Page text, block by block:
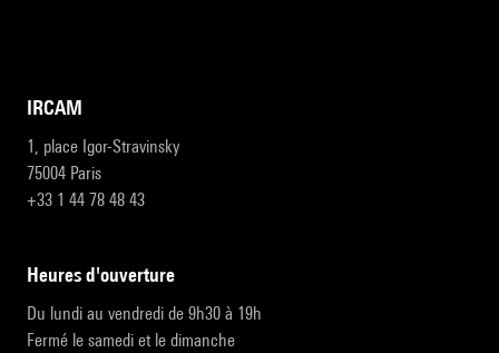
IRCAM
1, place Igor-Stravinsky
75004 Paris
+33 1 44 78 48 43
heures d'ouverture
Du lundi au vendredi de 9h30 à 19h
Fermé le samedi et le dimanche